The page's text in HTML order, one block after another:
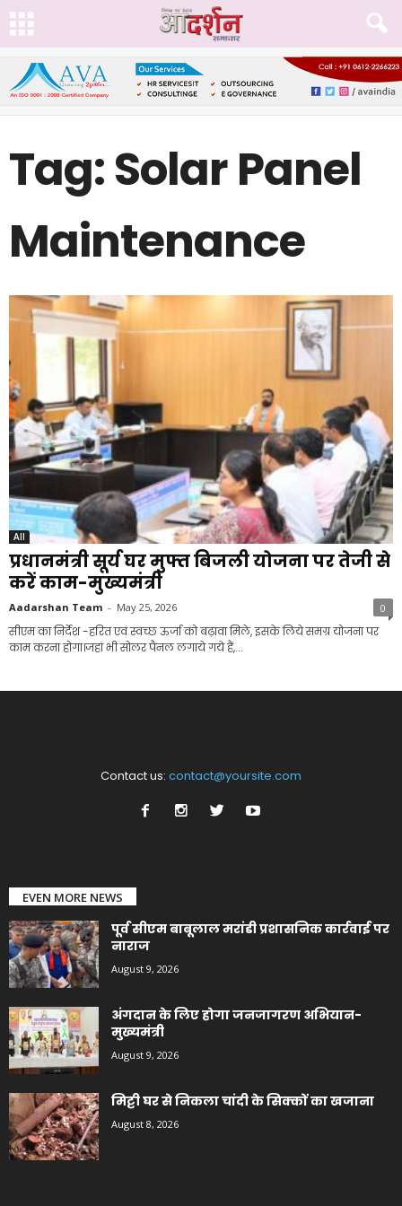
Tag: Solar Panel
Maintenance
All
प्रधानमंत्री सूर्य घर मुफ्त बिजली योजना पर तेजी से
करें काम-मुख्यमंत्री
Aadarshan Team - May 25, 2026 0
सीएम का निर्देश -हरित एवं स्वच्छ ऊर्जा को बढ़ावा मिले, इसके लिये समग्र योजना पर
काम करना होगा।जहां भी सोलर पैनल लगाये गये हैं,...
Contact us: contact@yoursite.com
EVEN MORE NEWS
पूर्व सीएम बाबूलाल मरांडी प्रशासनिक कार्रवाई पर
नाराज
August 9, 2026
अंगदान के लिए होगा जनजागरण अभियान-
मुख्यमंत्री
August 9, 2026
मिट्टी घर से निकला चांदी के सिक्कों का खजाना
August 8, 2026